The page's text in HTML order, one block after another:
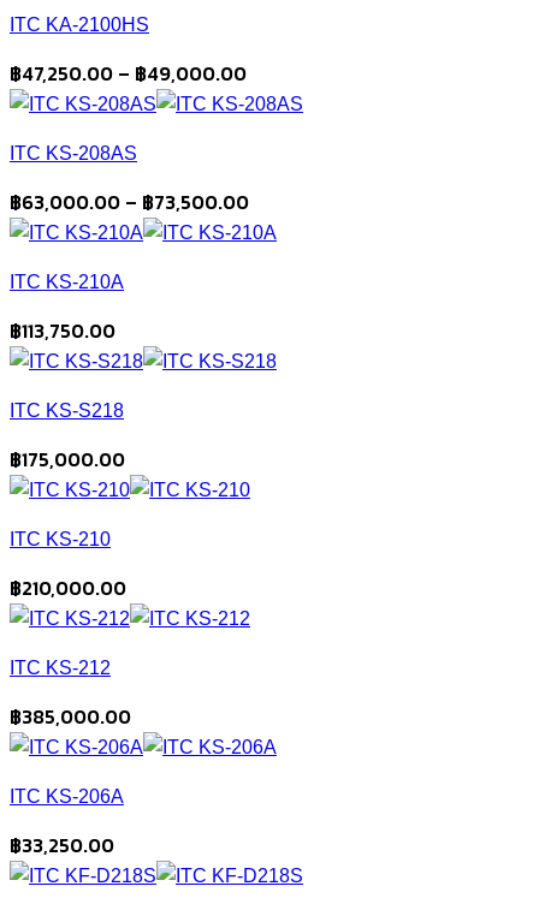
ITC KA-2100HS
฿47,250.00 – ฿49,000.00Price
range:
฿49,000.00
ITC KS-208AS
฿63,000.00 – ฿73,500.00Price
range:
ITC KS-210A
฿113,750.00
ITC KS-S218
฿175,000.00
ITC KS-210
฿210,000.00
ITC KS-212
฿385,000.00
ITC KS-206A
฿33,250.00